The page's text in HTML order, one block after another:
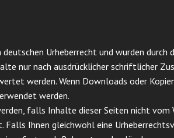
Urheberrecht und wurden
nur nach ausdrücklicher schriftlicher
werden. Wenn Downloads oder
werden.
falls Inhalte dieser Seiten nicht
Falls Ihnen gleichwohl eine